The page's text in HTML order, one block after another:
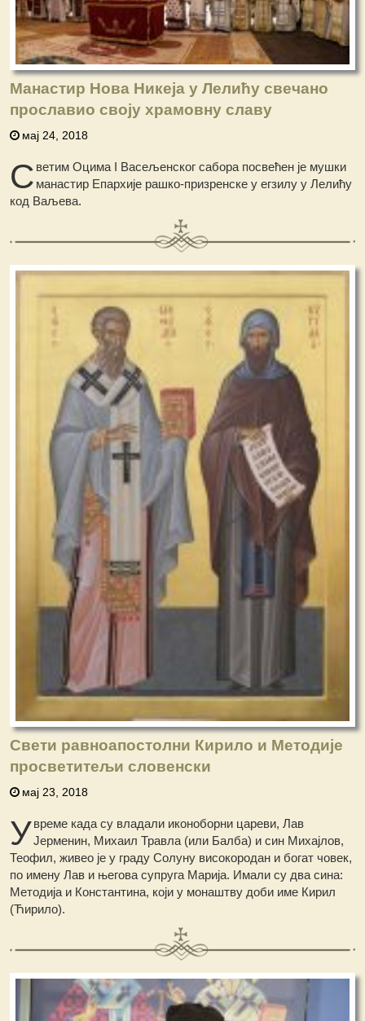
Манастир Нова Никеја у Лелићу свечано
прославио своју храмовну славу
мај 24, 2018
С ветим Оцима I Васељенског сабора посвећен је мушки
манастир Епархије рашко-призренске у егзилу у Лелићу
код Ваљевa.
Свети равноапостолни Кирило и Методије
просветитељи словенски
мај 23, 2018
Увреме када су владали иконоборни цареви, Лав
Јерменин, Михаил Травла (или Балба) и син Михајлов,
Теофил, живео је у граду Солуну високородан и богат човек,
по имену Лав и његова супруга Марија. Имали су два сина:
Методија и Константина, који у монаштву доби име Кирил
(Ћирило).